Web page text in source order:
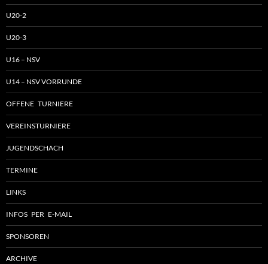
U20-2
U20-3
U16 – NSV
U14 – NSV VORRUNDE
OFFENE TURNIERE
VEREINSTURNIERE
JUGENDSCHACH
TERMINE
LINKS
INFOS PER E-MAIL
SPONSOREN
ARCHIVE